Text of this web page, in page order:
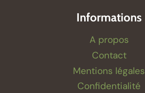
Informations
A propos
Contact
Mentions légales
Confidentialité